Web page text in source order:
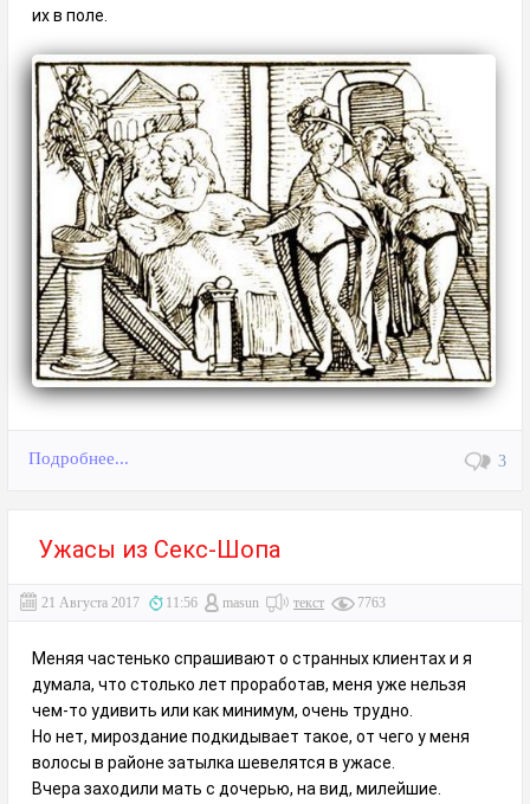
их в поле.
Подробнее... 3
Ужасы из Секс-Шопа
21 Августа 2017 11:56 masun текст 7763
Меняя частенько спрашивают о странных клиентах и я
думала, что столько лет проработав, меня уже нельзя
чем-то удивить или как минимум, очень трудно.
Но нет, мироздание подкидывает такое, от чего у меня
волосы в районе затылка шевелятся в ужасе.
Вчера заходили мать с дочерью, на вид, милейшие.